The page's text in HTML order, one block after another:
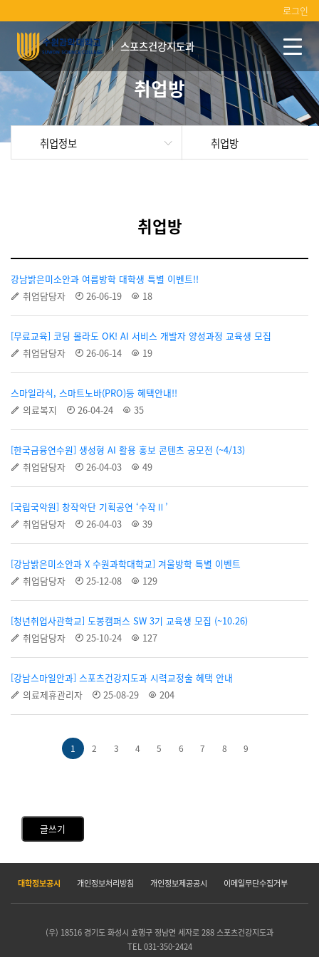
로그인
스포츠건강지도과
취업방
취업정보 취업방
취업방
강남밝은미소안과 여름방학 대학생 특별 이벤트!!
취업담당자
26-06-19 18
[무료교육] 코딩 몰라도 OK! AI 서비스 개발자 양성과정 교육생 모집
취업담당자
26-06-14 19
스마일라식, 스마트노바(PRO)등 혜택안내!!
의료복지
26-04-24 35
[한국금융연수원] 생성형 AI 활용 홍보 콘텐츠 공모전 (~4/13)
취업담당자
26-04-03 49
[국립국악원] 창작악단 기획공연 ‘수작Ⅱ’
취업담당자
26-04-03 39
[강남밝은미소안과 X 수원과학대학교] 겨울방학 특별 이벤트
취업담당자
25-12-08 129
[청년취업사관학교] 도봉캠퍼스 SW 3기 교육생 모집 (~10.26)
취업담당자
25-10-24 127
[강남스마일안과] 스포츠건강지도과 시력교정술 혜택 안내
의료제휴관리자
25-08-29 204
1 2 3 4 5 6 7 8 9
글쓰기
대학정보공시 개인정보처리방침 개인정보제공공시 이메일무단수집거부
(우) 18516 경기도 화성시 효행구 정남면 세자로 288 스포츠건강지도과
TEL 031-350-2424